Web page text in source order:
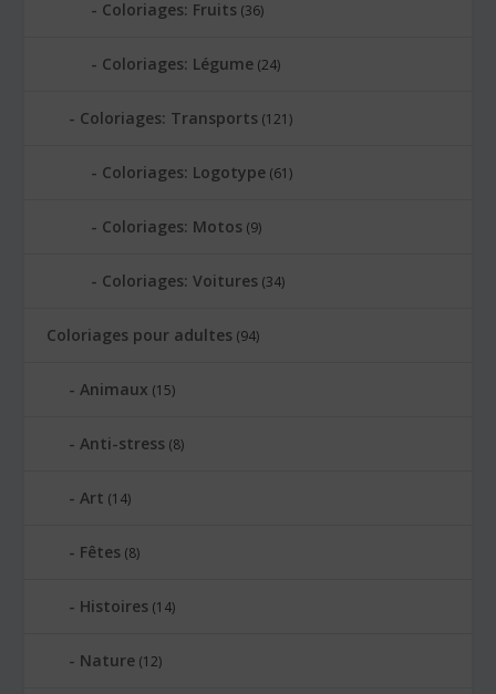
Coloriages: Fruits (36)
Coloriages: Légume (24)
Coloriages: Transports (121)
Coloriages: Logotype (61)
Coloriages: Motos (9)
Coloriages: Voitures (34)
Coloriages pour adultes (94)
Animaux (15)
Anti-stress (8)
Art (14)
Fêtes (8)
Histoires (14)
Nature (12)